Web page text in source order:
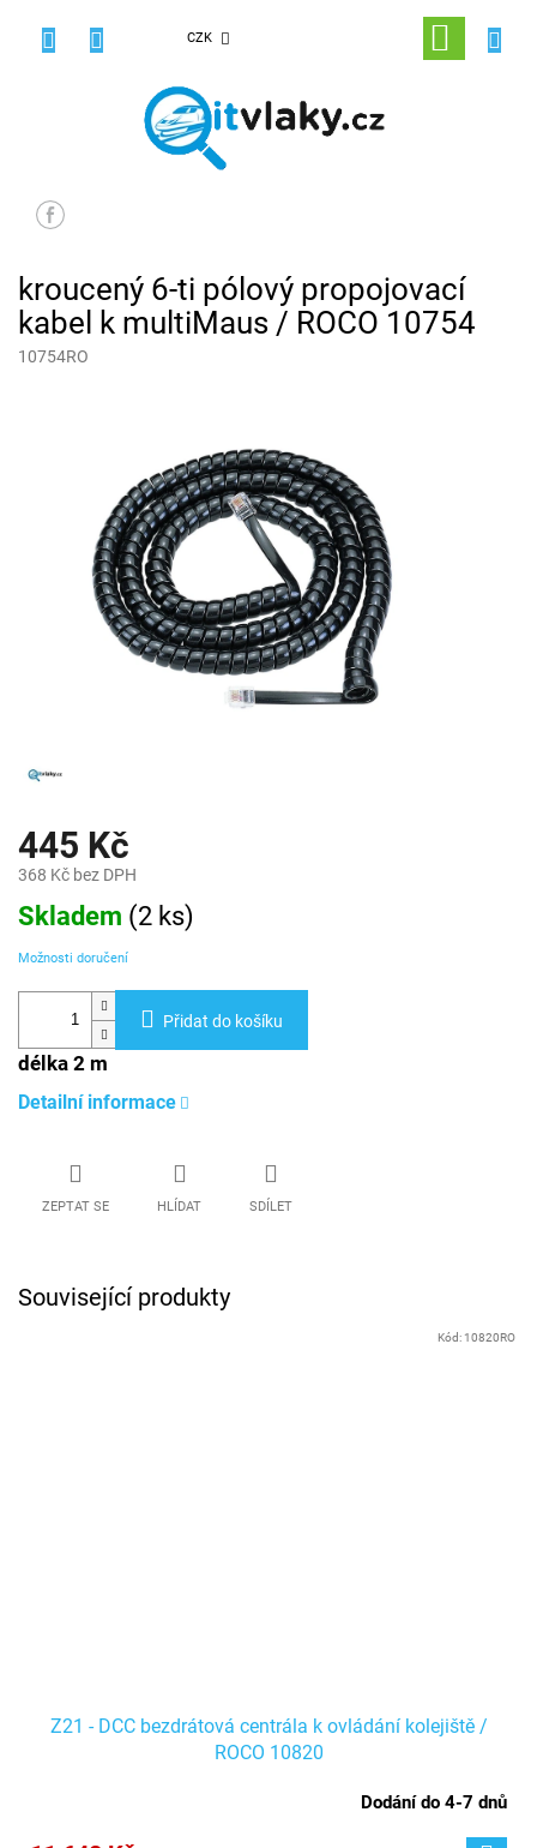
CZK
NÁKUPNÍ
KOŠÍK
kroucený 6-ti pólový propojovací
kabel k multiMaus / ROCO 10754
10754RO
445 Kč
368 Kč bez DPH
Měrná
cena:
Skladem (2 ks)
Možnosti doručení
Přidat do košíku
délka 2 m
Detailní informace
ZEPTAT SE HLÍDAT SDÍLET
Související produkty
Z21 - DCC bezdrátová centrála k ovládání kolejiště /
ROCO 10820
Dodání do 4-7 dnů
Kód: 10820RO